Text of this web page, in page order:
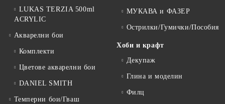
LUKAS TERZIA 500ml
ACRYLIC
Акварелни бои
Комплекти
Цветове акварелни бои
DANIEL SMITH
Темперни бои/Гваш
МУКАВА и ФАЗЕР
Острилки/Гумички/Пособия
Хоби и крафт
Декупаж
Глина и моделин
Филц